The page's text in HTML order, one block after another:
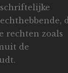
rechten zoals
de